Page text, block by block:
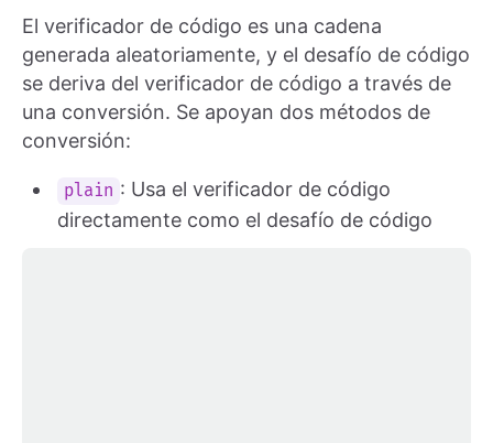
El verificador de código es una cadena
generada aleatoriamente, y el desafío de código
se deriva del verificador de código a través de
una conversión. Se apoyan dos métodos de
conversión:
plain : Usa el verificador de código
directamente como el desafío de código